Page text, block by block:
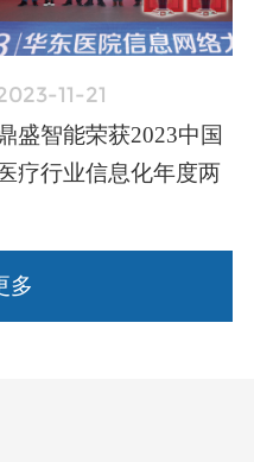
11-21
盛智能荣获2023中国
医疗行业信息化年度两
多